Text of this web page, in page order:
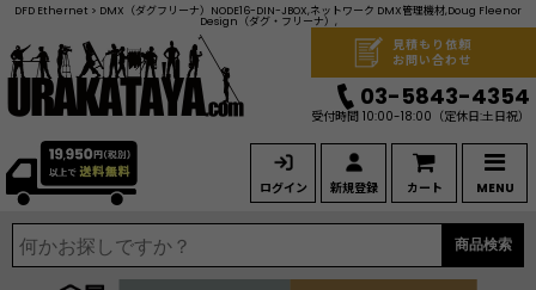
DFD Ethernet > DMX（ダグフリーナ）NODE16-DIN-JBOX,ネットワーク DMX管理機材,Doug Fleenor
Design（ダグ・フリーナ）,
ログイン 新規登録 カート MENU
見積もり依頼
お問い合わせ
03-5843-4354
受付時間 10:00-18:00 （定休日:土日祝）
商品検索